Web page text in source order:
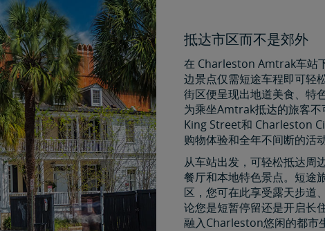
抵达市区而不是郊外
在 Charleston Amtrak车站
边景点仅需短途车程即可轻
街区便呈现出地道美食、特
为乘坐Amtrak抵达的旅客
King Street和 Charleston
购物体验和全年不间断的活
从车站出发，可轻松抵达周
餐厅和本地特色景点。短途
区，您可在此享受露天步道
论您是短暂停留还是开启长
融入Charleston悠闲的都市